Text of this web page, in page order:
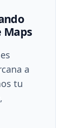
Maps
a
tu